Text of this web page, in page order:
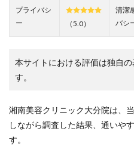
コミ
た結
「待
間が
3
湘南
プライバシ
ー
（5.0）
清潔
バシ
本サイトにおける評価は独自
す。
湘南美容クリニック大分院は、
しながら調査した結果、通いや
す。